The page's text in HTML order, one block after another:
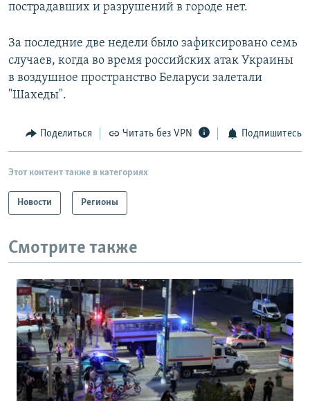
пострадавших и разрушений в городе нет.
За последние две недели было зафиксировано семь
случаев, когда во время российских атак Украины
в воздушное пространство Беларуси залетали
"Шахеды".
Поделиться Читать без VPN Подпишитесь
Этот контент также в категориях
Новости Регионы
Смотрите также